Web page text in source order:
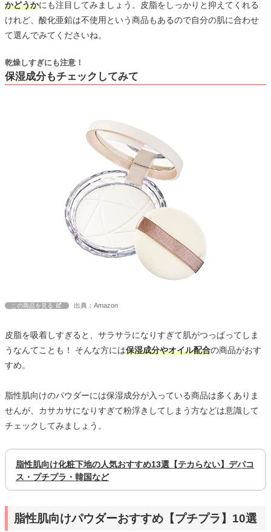
かどうかにも注目してみましょう。皮脂をしっかりと抑えてくれる
けれど、酸化亜鉛は不使用という商品もあるので自分の肌に合わせ
て選んでみてくださいね。
保湿成分もチェックしてみて
乾燥しすぎにも注意！
この商品を見る 出典：Amazon
皮脂を吸着しすぎると、サラサラになりすぎて肌がつっぱってしま
うなんてことも！ そんな方には保湿成分やオイル配合の商品がおす
すめ。
脂性肌向けのパウダーには保湿成分が入っている商品は多くありま
せんが、カサカサになりすぎて粉浮きしてしまう方などは意識して
チェックしてみましょう。
脂性肌向け化粧下地の人気おすすめ13選【テカらない】デパコ
ス・プチプラ・韓国など
脂性肌向けパウダーおすすめ【プチプラ】10選